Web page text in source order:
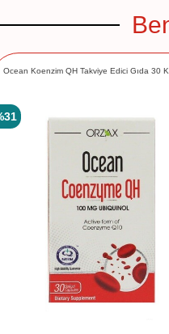
Ocean Koenzim QH Takviye Edici Gıda 30
31